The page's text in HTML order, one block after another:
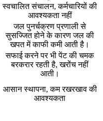
स्वचालित संचालन, कर्मचारियों की
आवश्यकता नहीं
जल पुनर्चक्रण प्रणाली से
सुसज्जित होने के कारण जल की
खपत में काफी कमी आती है।
सफाई करने पर भी पेंट की चमक
बरकरार रहती है, खरोंच नहीं
आती।
आसान स्थापना, कम रखरखाव की
आवश्यकता